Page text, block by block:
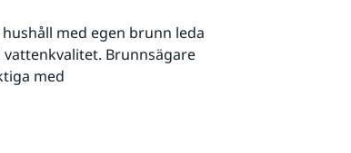
med egen brunn leda
Brunnsägare
med